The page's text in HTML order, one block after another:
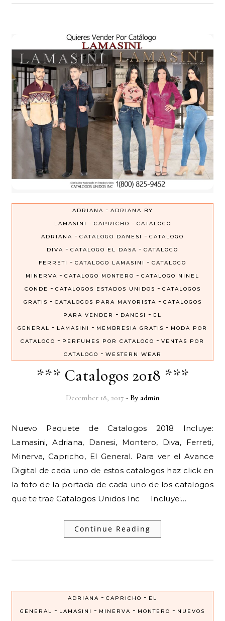
ADRIANA - ADRIANA BY
LAMASINI
- CAPRICHO - CATALOGO
ADRIANA - CATALOGO DANESI - CATALOGO
DIVA - CATALOGO EL DASA - CATALOGO
FERRETI
- CATALOGO LAMASINI - CATALOGO
MINERVA - CATALOGO MONTERO - CATALOGO NINEL
CONDE
- CATALOGOS ESTADOS UNIDOS - CATALOGOS
GRATIS - CATALOGOS PARA MAYORISTA - CATALOGOS
PARA VENDER
- DANESI - EL
GENERAL - LAMASINI - MEMBRESIA GRATIS - MODA POR
CATALOGO - PERFUMES POR CATALOGO - VENTAS POR
CATALOGO - WESTERN WEAR
*** Catalogos 2018 ***
December 18, 2017 - By admin
Nuevo Paquete de Catalogos 2018 Incluye:
Lamasini, Adriana, Danesi, Montero, Diva, Ferreti,
Minerva, Capricho, El General. Para ver el Avance
Digital de cada uno de estos catalogos haz click en
la foto de la portada de cada uno de los catalogos
que te trae Catalogos Unidos Inc Incluye:…
Continue Reading
ADRIANA - CAPRICHO - EL
GENERAL - LAMASINI - MINERVA - MONTERO - NUEVOS